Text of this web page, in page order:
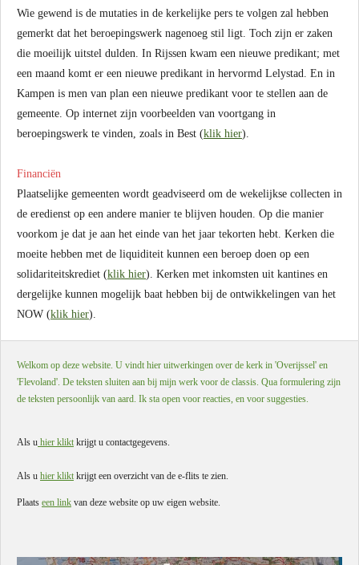
Wie gewend is de mutaties in de kerkelijke pers te volgen zal hebben
gemerkt dat het beroepingswerk nagenoeg stil ligt. Toch zijn er zaken
die moeilijk uitstel dulden. In Rijssen kwam een nieuwe predikant; met
een maand komt er een nieuwe predikant in hervormd Lelystad. En in
Kampen is men van plan een nieuwe predikant voor te stellen aan de
gemeente. Op internet zijn voorbeelden van voortgang in
beroepingswerk te vinden, zoals in Best (klik hier).
Financiën
Plaatselijke gemeenten wordt geadviseerd om de wekelijkse collecten in
de eredienst op een andere manier te blijven houden. Op die manier
voorkom je dat je aan het einde van het jaar tekorten hebt. Kerken die
moeite hebben met de liquiditeit kunnen een beroep doen op een
solidariteitskrediet (klik hier). Kerken met inkomsten uit kantines en
dergelijke kunnen mogelijk baat hebben bij de ontwikkelingen van het
NOW (klik hier).
Welkom op deze website. U vindt hier uitwerkingen over de kerk in 'Overijssel' en
'Flevoland'. De teksten sluiten aan bij mijn werk voor de classis. Qua formulering zijn
de teksten persoonlijk van aard. Ik sta open voor reacties, en voor suggesties.
Als u hier klikt krijgt u contactgegevens.
Als u hier klikt krijgt een overzicht van de e-flits te zien.
Plaats een link van deze website op uw eigen website.